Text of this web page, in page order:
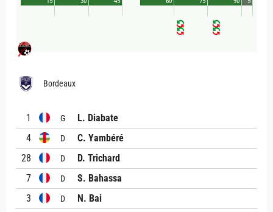
Bordeaux
1 G
L. Diabate
4
D
C. Yambéré
28
D
D. Trichard
7
D
S. Bahassa
3
D
N. Bai